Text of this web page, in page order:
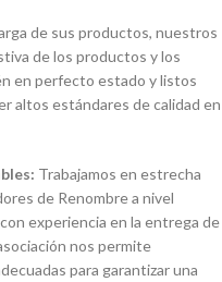
de sus productos, nuestros
de los productos y los
en perfecto estado y listos
altos estándares de calidad en
Trabajamos en estrecha
de Renombre a nivel
experiencia en la entrega de
nos permite
para garantizar una